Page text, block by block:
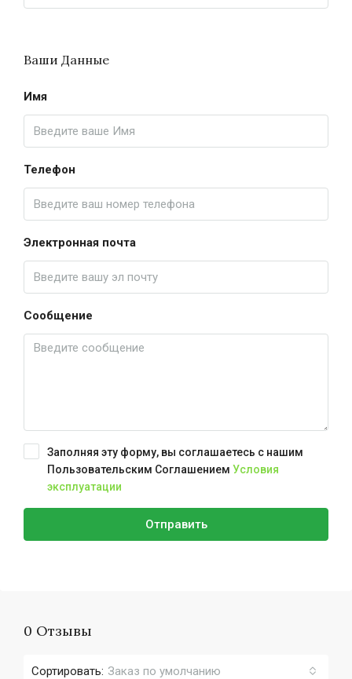
Ваши Данные
Имя
Телефон
Электронная почта
Сообщение
Заполняя эту форму, вы соглашаетесь с нашим
Пользовательским Соглашением Условия
эксплуатации
Отправить
0 Отзывы
Сортировать: Заказ по умолчанию